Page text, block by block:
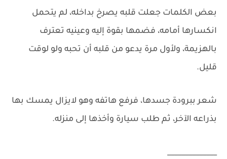
بعض الكلمات جعلت قلبه يصرخ بداخله، لم يتحمل
انكسارها أمامه، فضمها بقوة إليه وعينيه تعترف
بالهزيمة، ولأول مرة يدعو من قلبه أن تحبه ولو لوقت
قليل.
شعر ببرودة جسدها، فرفع هاتفه وهو لايزال يمسك بها
بذراعه الآخر، ثم طلب سيارة وأخذها إلى منزله.
______________